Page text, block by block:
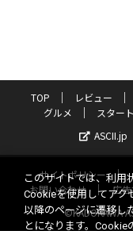
TOP レビュー
グルメ
スター
ASCII.jp
サイトポリシー
お問い合わせ
広
©KADOKAWA
このサイトでは、利用
Cookieを使用してアク
以降のページに遷移し
とになります。